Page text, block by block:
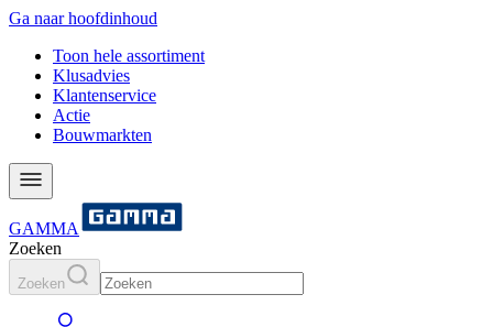
Ga naar hoofdinhoud
Toon hele assortiment
Klusadvies
Klantenservice
Actie
Bouwmarkten
GAMMA
Zoeken
Zoeken